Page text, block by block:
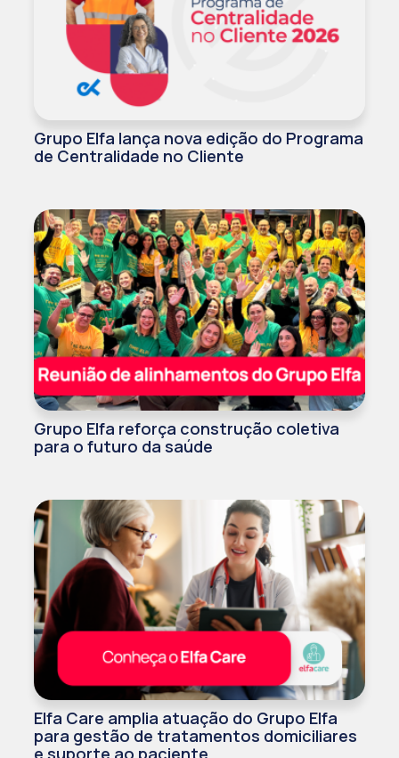
Grupo Elfa lança nova edição do Programa
de Centralidade no Cliente
Grupo Elfa reforça construção coletiva
para o futuro da saúde
Elfa Care amplia atuação do Grupo Elfa
para gestão de tratamentos domiciliares
e suporte ao paciente